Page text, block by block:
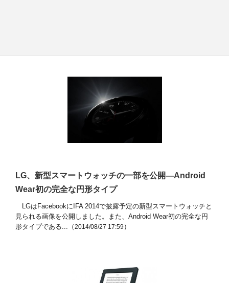
LG、新型スマートウォッチの一部を公開―Android
Wear初の完全な円形タイプ
LGはFacebookにIFA 2014で披露予定の新型スマートウォッチと
見られる画像を公開しました。また、Android Wear初の完全な円
形タイプである...（2014/08/27 17:59 ）